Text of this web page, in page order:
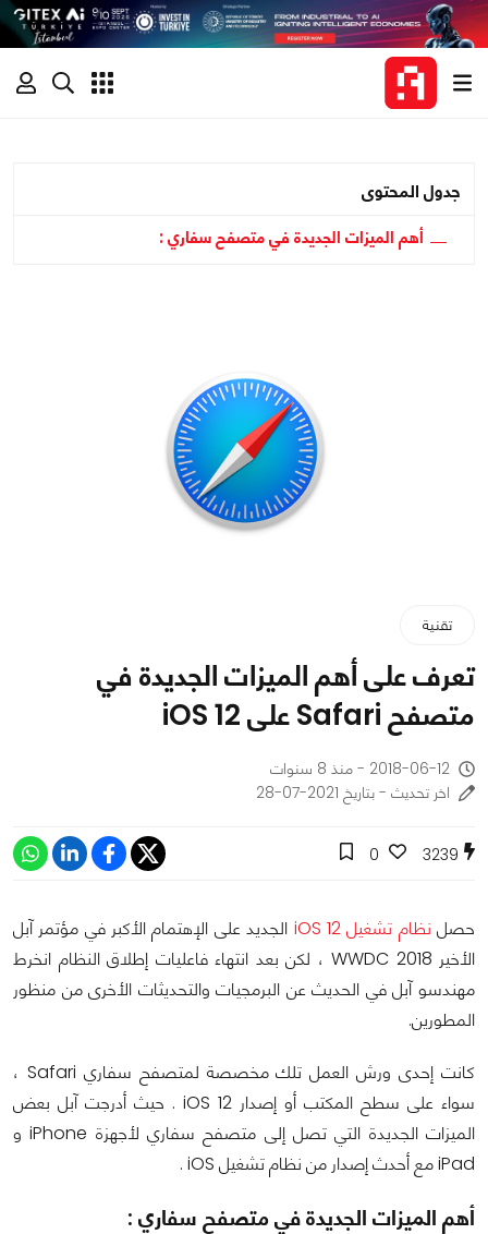
جدول المحتوى
أهم الميزات الجديدة في متصفح سفاري :
تقنية
تعرف على أهم الميزات الجديدة في
متصفح Safari على iOS 12
2018-06-12 - منذ 8 سنوات
اخر تحديث - بتاريخ 2021-07-28
3239
0
حصل نظام تشغيل iOS 12
الجديد على الإهتمام الأكبر في مؤتمر آبل
الأخير WWDC 2018 ، لكن بعد انتهاء فاعليات إطلاق النظام انخرط
مهندسو آبل في الحديث عن البرمجيات والتحديثات الأخرى من منظور
المطورين.
كانت إحدى ورش العمل تلك مخصصة لمتصفح سفاري Safari ،
سواء على سطح المكتب أو إصدار iOS 12 . حيث أدرجت آبل بعض
الميزات الجديدة التي تصل إلى متصفح سفاري لأجهزة iPhone و
iPad مع أحدث إصدار من نظام تشغيل iOS .
أهم الميزات الجديدة في متصفح سفاري :